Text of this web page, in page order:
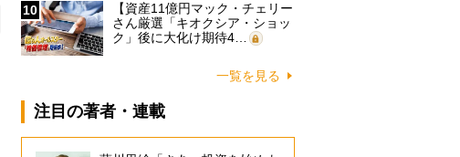
10
【資産11億円マック・チェリー
さん厳選「キオクシア・ショッ
ク」後に大化け期待4…
一覧を見る
注目の著者・連載